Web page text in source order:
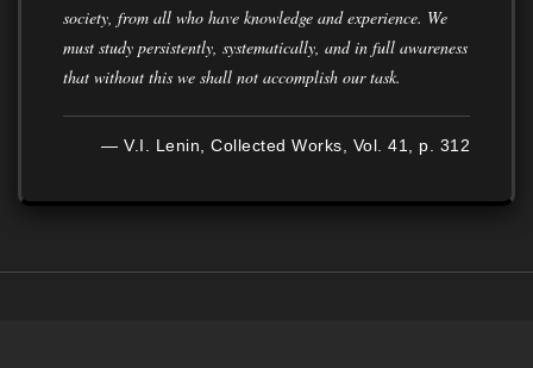
society, from all who have knowledge and experience. We
must study persistently, systematically, and in full awareness
that without this we shall not accomplish our task.
— V.I. Lenin, Collected Works, Vol. 41, p. 312